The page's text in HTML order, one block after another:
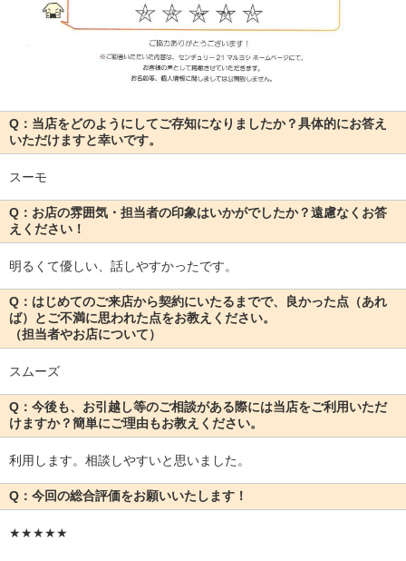
Q：当店をどのようにしてご存知になりましたか？具体的にお答え
いただけますと幸いです。
スーモ
Q：お店の雰囲気・担当者の印象はいかがでしたか？遠慮なくお答
えください！
明るくて優しい、話しやすかったです。
Q：はじめてのご来店から契約にいたるまでで、良かった点（あれ
ば）とご不満に思われた点をお教えください。
（担当者やお店について）
スムーズ
Q：今後も、お引越し等のご相談がある際には当店をご利用いただ
けますか？簡単にご理由もお教えください。
利用します。相談しやすいと思いました。
Q：今回の総合評価をお願いいたします！
★★★★★